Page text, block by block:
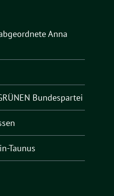
Anna
Bundespartei
Taunus